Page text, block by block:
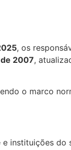
, os
2007,
o marco
instituições do